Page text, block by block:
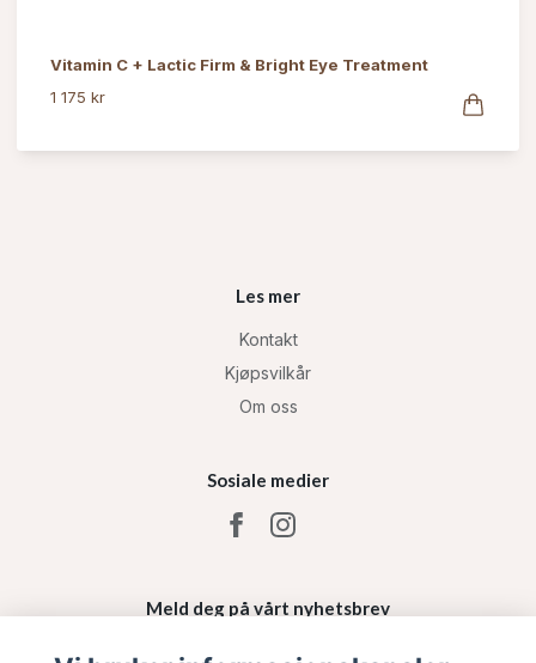
Vitamin C + Lactic Firm & Bright Eye Treatment
1 175 kr
Les mer
Kontakt
Kjøpsvilkår
Om oss
Sosiale medier
Meld deg på vårt nyhetsbrev